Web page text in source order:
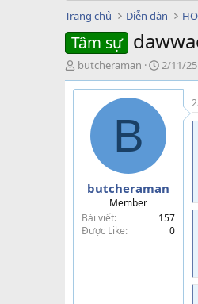
Trang chủ Diễn đàn
Tâm sự
T
h
r
butcheraman
N
g
à
g
ử
i
2/11/25
B
butcheraman
Member
Bài viết
157
Được Like
0